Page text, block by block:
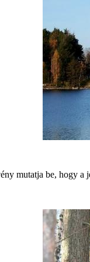
mutatja be, hogy a